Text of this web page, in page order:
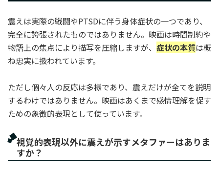
震えは実際の戦闘やPTSDに伴う身体症状の一つであり、
完全に誇張されたものではありません。映画は時間制約や
物語上の焦点により描写を圧縮しますが、 症状の本質は概
ね忠実に扱われています。
ただし個々人の反応は多様であり、震えだけが全てを説明
するわけではありません。映画はあくまで感情理解を促す
ための象徴的表現として使っています。
視覚的表現以外に震えが示すメタファーはありま
すか？